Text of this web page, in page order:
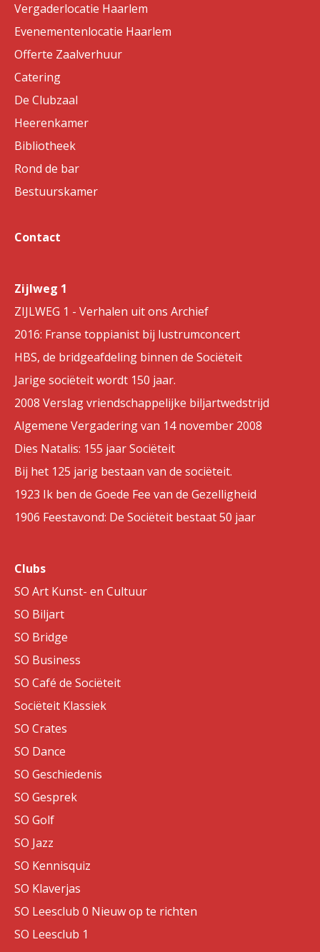
Vergaderlocatie Haarlem
Evenementenlocatie Haarlem
Offerte Zaalverhuur
Catering
De Clubzaal
Heerenkamer
Bibliotheek
Rond de bar
Bestuurskamer
Contact
Zijlweg 1
ZIJLWEG 1 - Verhalen uit ons Archief
2016: Franse toppianist bij lustrumconcert
HBS, de bridgeafdeling binnen de Sociëteit
Jarige sociëteit wordt 150 jaar.
2008 Verslag vriendschappelijke biljartwedstrijd
Algemene Vergadering van 14 november 2008
Dies Natalis: 155 jaar Sociëteit
Bij het 125 jarig bestaan van de sociëteit.
1923 Ik ben de Goede Fee van de Gezelligheid
1906 Feestavond: De Sociëteit bestaat 50 jaar
Clubs
SO Art Kunst- en Cultuur
SO Biljart
SO Bridge
SO Business
SO Café de Sociëteit
Sociëteit Klassiek
SO Crates
SO Dance
SO Geschiedenis
SO Gesprek
SO Golf
SO Jazz
SO Kennisquiz
SO Klaverjas
SO Leesclub 0 Nieuw op te richten
SO Leesclub 1